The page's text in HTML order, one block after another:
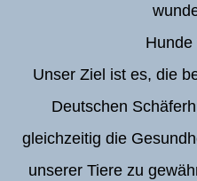
Hunde
Unser Ziel ist es, die
Deutschen
gleichzeitig die
unserer Tiere zu